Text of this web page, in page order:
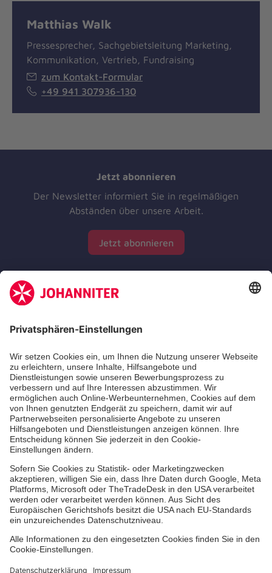
Matthias Walk
Pressesprecher, Sachgebietsleitung Marketing,
Kommunikation, Vertrieb, Fundraising
zum Kontakt-Formular
+49 941 307936-130
Jetzt abonnieren
Der Newsletter informiert Sie in regelmäßigen
Abständen über unsere Arbeit.
Jetzt abonnieren
Zertifizierung der Johanniter-Unfall-Hilfe e.V.
Die Johanniter GmbH führt das Spendenzertifikat
des Deutschen Spendenrats e.V.
Dienste & Leistungen
Mitarbeiten & Lernen